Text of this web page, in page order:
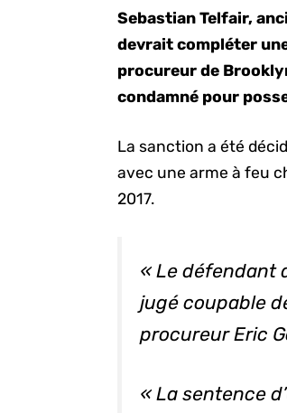
Sebastian Telfair,
devrait compléter
procureur de
condamné pour
La sanction a été
avec une arme à feu
2017.
« Le défendant
jugé coupable
procureur Eric
« La sentence